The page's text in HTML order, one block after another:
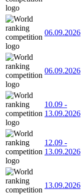
06.09.2026
06.09.2026
10.09 -
13.09.2026
12.09 -
13.09.2026
13.09.2026